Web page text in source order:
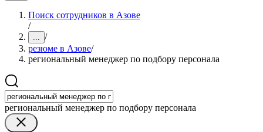
Поиск сотрудников в Азове
/
... /
резюме в Азове/
региональный менеджер по подбору персонала
региональный менеджер по подбору персонала